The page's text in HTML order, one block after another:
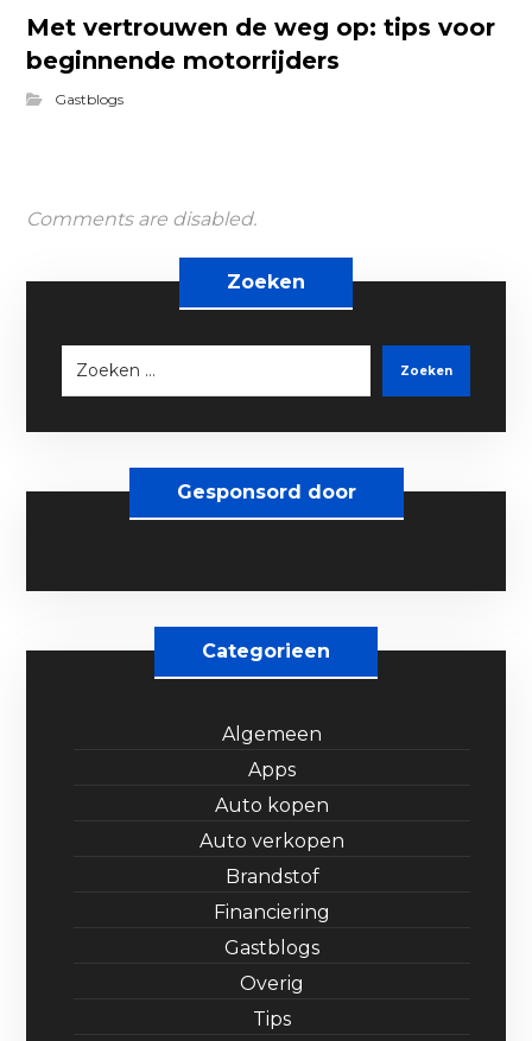
Met vertrouwen de weg op: tips voor
beginnende motorrijders
Gastblogs
Comments are disabled.
Zoeken
Zoeken
Gesponsord door
Categorieen
Algemeen
Apps
Auto kopen
Auto verkopen
Brandstof
Financiering
Gastblogs
Overig
Tips